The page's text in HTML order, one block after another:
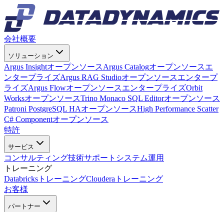
会社概要
ソリューション
Argus InsightオープンソースArgus Catalogオープンソースエ
ンタープライズArgus RAG Studioオープンソースエンタープ
ライズArgus FlowオープンソースエンタープライズOrbit
WorksオープンソースTrino Monaco SQL Editorオープンソース
Patroni PostgreSQL HAオープンソースHigh Performance Scatter
C# Componentオープンソース
特許
サービス
コンサルティング技術サポート システム運用
トレーニング
DatabricksトレーニングClouderaトレーニング
お客様
パートナー